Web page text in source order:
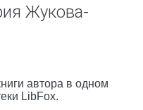
Жукова-
автора в одном
LibFox.